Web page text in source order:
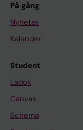
På gång
Nyheter
Kalender
Student
Ladok
Canvas
Schema